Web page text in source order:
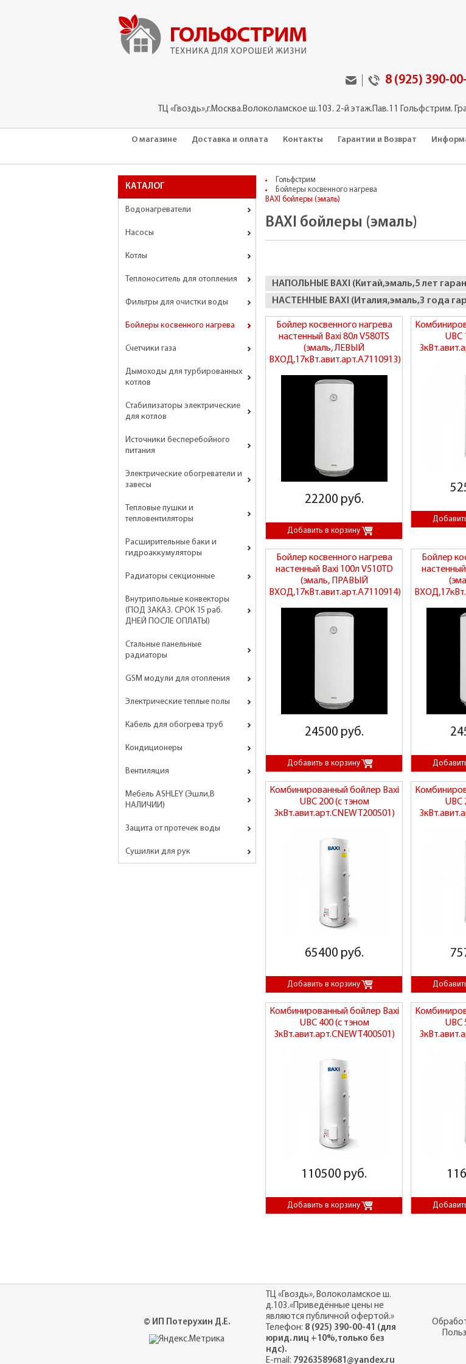
8 (925) 390-
ТЦ «Гвоздь»,г.Москва.Волоколамское ш.103. 2-й этаж.Пав.11 Гольфстрим.
О магазине
Доставка и оплата Контакты Гарантии и Возврат
КАТАЛОГ
Водонагреватели
Насосы
Котлы
Теплоноситель для отопления
Фильтры для очистки воды
Бойлеры косвенного нагрева
Счетчики газа
Дымоходы для турбированных
котлов
Стабилизаторы электрические
для котлов
Источники бесперебойного
питания
Электрические обогреватели и
завесы
Тепловые пушки и
тепловентиляторы
Расширительные баки и
гидроаккумуляторы
Радиаторы секционные
Внутрипольные конвекторы
(ПОД ЗАКАЗ. СРОК 15 раб.
ДНЕЙ ПОСЛЕ ОПЛАТЫ)
Стальные панельные
радиаторы
GSM модули для отопления
Электрические теплые полы
Кабель для обогрева труб
Кондиционеры
Вентиляция
Мебель ASHLEY (Эшли,В
НАЛИЧИИ)
Защита от протечек воды
Сушилки для рук
Гольфстрим
Бойлеры косвенного нагрева
BAXI бойлеры (эмаль)
BAXI бойлеры (эмаль)
НАПОЛЬНЫЕ BAXI (Китай,эмаль,5 лет
НАСТЕННЫЕ BAXI (Италия,эмаль,3 года
Бойлер косвенного нагрева
настенный Baxi 80л V580TS
(эмаль, ЛЕВЫЙ
ВХОД,17кВт.авит.арт.A7110913)
22200 руб.
UBC
Бойлер косвенного нагрева
настенный Baxi 100л V510TD
(эмаль, ПРАВЫЙ
ВХОД,17кВт.авит.арт.A7110914)
24500 руб.
Бойлер
Комбинированный бойлер Baxi
UBC 200 (с тэном
3кВт.авит.арт.CNEWT200S01)
65400 руб.
UBC
Комбинированный бойлер Baxi
UBC 400 (с тэном
3кВт.авит.арт.CNEWT400S01)
110500 руб.
UBC
© ИП Потерухин Д.Е.
ТЦ «Гвоздь», Волоколамское ш.
д.103.«Приведённые цены не
являются публичной офертой.»
Телефон: 8 (925) 390-00-41 (для
юрид. лиц +10%,только без
ндс).
E-mail: 79263589681@yandex.ru